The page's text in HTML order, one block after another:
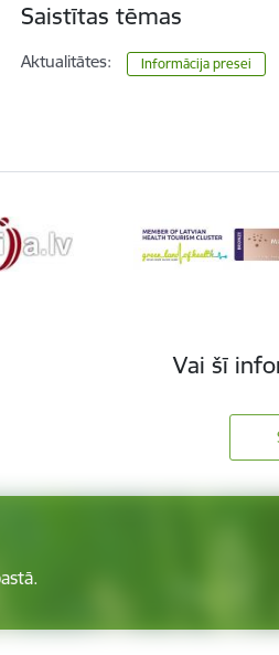
Saistītas tēmas
Aktualitātes: Informācija presei
Vai šī